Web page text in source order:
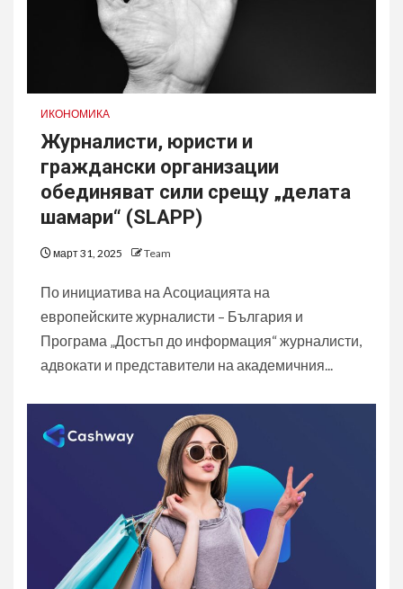
ИКОНОМИКА
Журналисти, юристи и
граждански организации
обединяват сили срещу „делата
шамари“ (SLAPP)
март 31, 2025 Team
По инициатива на Асоциацията на
европейските журналисти – България и
Програма „Достъп до информация“ журналисти,
адвокати и представители на академичния...